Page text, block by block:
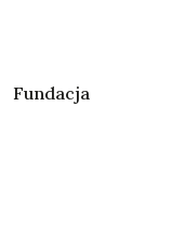
Fundacja